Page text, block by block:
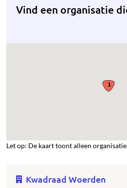
Vind een organisatie
Let op: De kaart toont alleen
Kwadraad Woerden